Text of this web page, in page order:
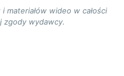
wideo w całości
zgody wydawcy.